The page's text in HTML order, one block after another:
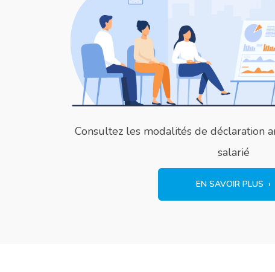
Consultez les modalités de déclaration
salarié
EN SAVOIR PLUS